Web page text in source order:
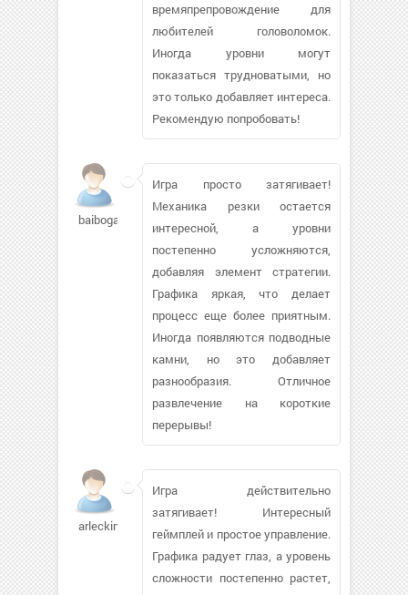
времяпрепровождение для
любителей головоломок.
Иногда уровни могут
показаться трудноватыми, но
это только добавляет интереса.
Рекомендую попробовать!
baibogav
Игра просто затягивает!
Механика резки остается
интересной, а уровни
постепенно усложняются,
добавляя элемент стратегии.
Графика яркая, что делает
процесс еще более приятным.
Иногда появляются подводные
камни, но это добавляет
разнообразия. Отличное
развлечение на короткие
перерывы!
arleckin204
Игра действительно
затягивает! Интересный
геймплей и простое управление.
Графика радует глаз, а уровень
сложности постепенно растет,